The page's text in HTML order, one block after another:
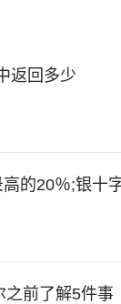
返回多少
的20％;银十
之前了解5件事